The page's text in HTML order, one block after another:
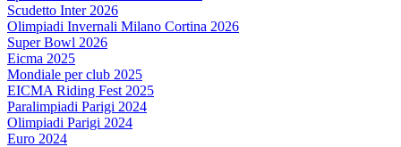
Scudetto Inter 2026
Olimpiadi Invernali Milano Cortina 2026
Super Bowl 2026
Eicma 2025
Mondiale per club 2025
EICMA Riding Fest 2025
Paralimpiadi Parigi 2024
Olimpiadi Parigi 2024
Euro 2024